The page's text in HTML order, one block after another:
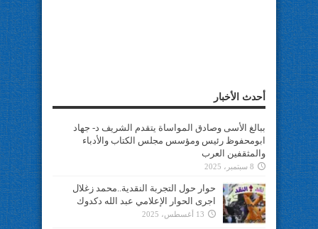
أحدث الأخبار
ببالغ الأسى وصادق المواساة يتقدم الشريف د- جهاد
ابومحفوظ رئيس ومؤسس مجلس الكتاب والأدباء
والمثقفين العرب
8 سبتمبر، 2025
حوار حول التجربة النقدية..محمد زغلال
اجرى الحوار الإعلامي عبد الله دكدوك
13 أغسطس، 2025